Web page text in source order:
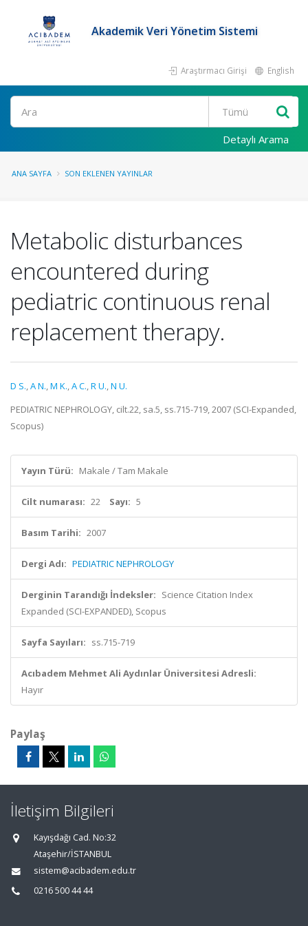
Akademik Veri Yönetim Sistemi
Araştırmacı Girişi English
Ara
Detaylı Arama
ANA SAYFA SON EKLENEN YAYINLAR
Metabolic disturbances
encountered during
pediatric continuous renal
replacement therapy.
D S.,A N.,M K.,A C.,R U.,N U.
PEDIATRIC NEPHROLOGY, cilt.22, sa.5, ss.715-719, 2007 (SCI-Expanded,
Scopus)
Yayın Türü: Makale / Tam Makale
Cilt numarası: 22 Sayı: 5
Basım Tarihi: 2007
Dergi Adı: PEDIATRIC NEPHROLOGY
Derginin Tarandığı İndeksler: Science Citation Index
Expanded (SCI-EXPANDED), Scopus
Sayfa Sayıları: ss.715-719
Acıbadem Mehmet Ali Aydınlar Üniversitesi Adresli:
Hayır
Paylaş
İletişim Bilgileri
Kayışdağı Cad. No:32
Ataşehir/İSTANBUL
sistem@acibadem.edu.tr
0216 500 44 44